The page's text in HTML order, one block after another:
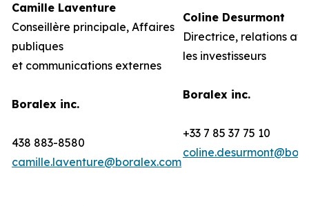
Camille Laventure
Conseillère principale, Affaires
publiques
et communications externes
Boralex inc.
438 883-8580
camille.laventure@boralex.com
Coline Desurmont
Directrice, relations
les investisseurs
Boralex inc.
+33 7 85 37 75 10